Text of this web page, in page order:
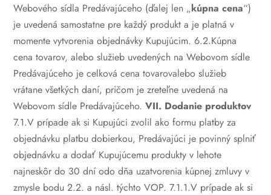
Webového sídla Predávajúceho (ďalej len „kúpna cena“)
je uvedená samostatne pre každý produkt a je platná v
momente vytvorenia objednávky Kupujúcim. 6.2.Kúpna
cena tovarov, alebo služieb uvedených na Webovom sídle
Predávajúceho je celková cena tovarovalebo služieb
vrátane všetkých daní, pričom je zreteľne uvedená na
Webovom sídle Predávajúceho.VII. Dodanie produktov
7.1.V prípade ak si Kupujúci zvolil ako formu platby za
objednávku platbu dobierkou, Predávajúci je povinný splniť
objednávku a dodať Kupujúcemu produkty v lehote
najneskôr do 30 dní odo dňa uzatvorenia kúpnej zmluvy v
zmysle bodu 2.2. a násl. týchto VOP.7.1.1.V prípade ak si